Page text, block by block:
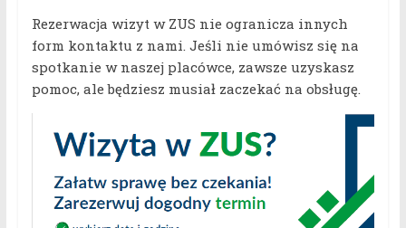
Rezerwacja wizyt w ZUS nie ogranicza innych
form kontaktu z nami. Jeśli nie umówisz się na
spotkanie w naszej placówce, zawsze uzyskasz
pomoc, ale będziesz musiał zaczekać na obsługę.